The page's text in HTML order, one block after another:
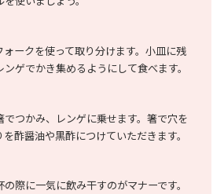
ークを使って取り分けます。小皿に残
ゲでかき集めるようにして食べます。
つかみ、レンゲに乗せます。箸で穴を
酢醤油や黒酢につけていただきます。
際に一気に飲み干すのがマナーです。